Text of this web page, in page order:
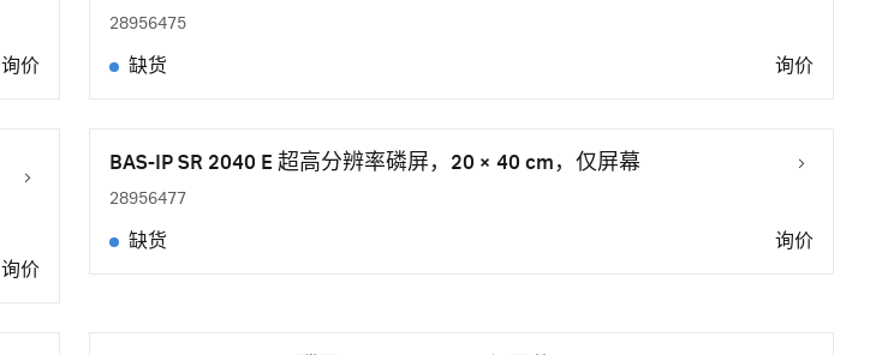
询价
28956475
缺货 询价
询价
BAS-IP SR 2040 E 超高分辨率磷屏，20 × 40 cm，仅屏幕
28956477
缺货 询价